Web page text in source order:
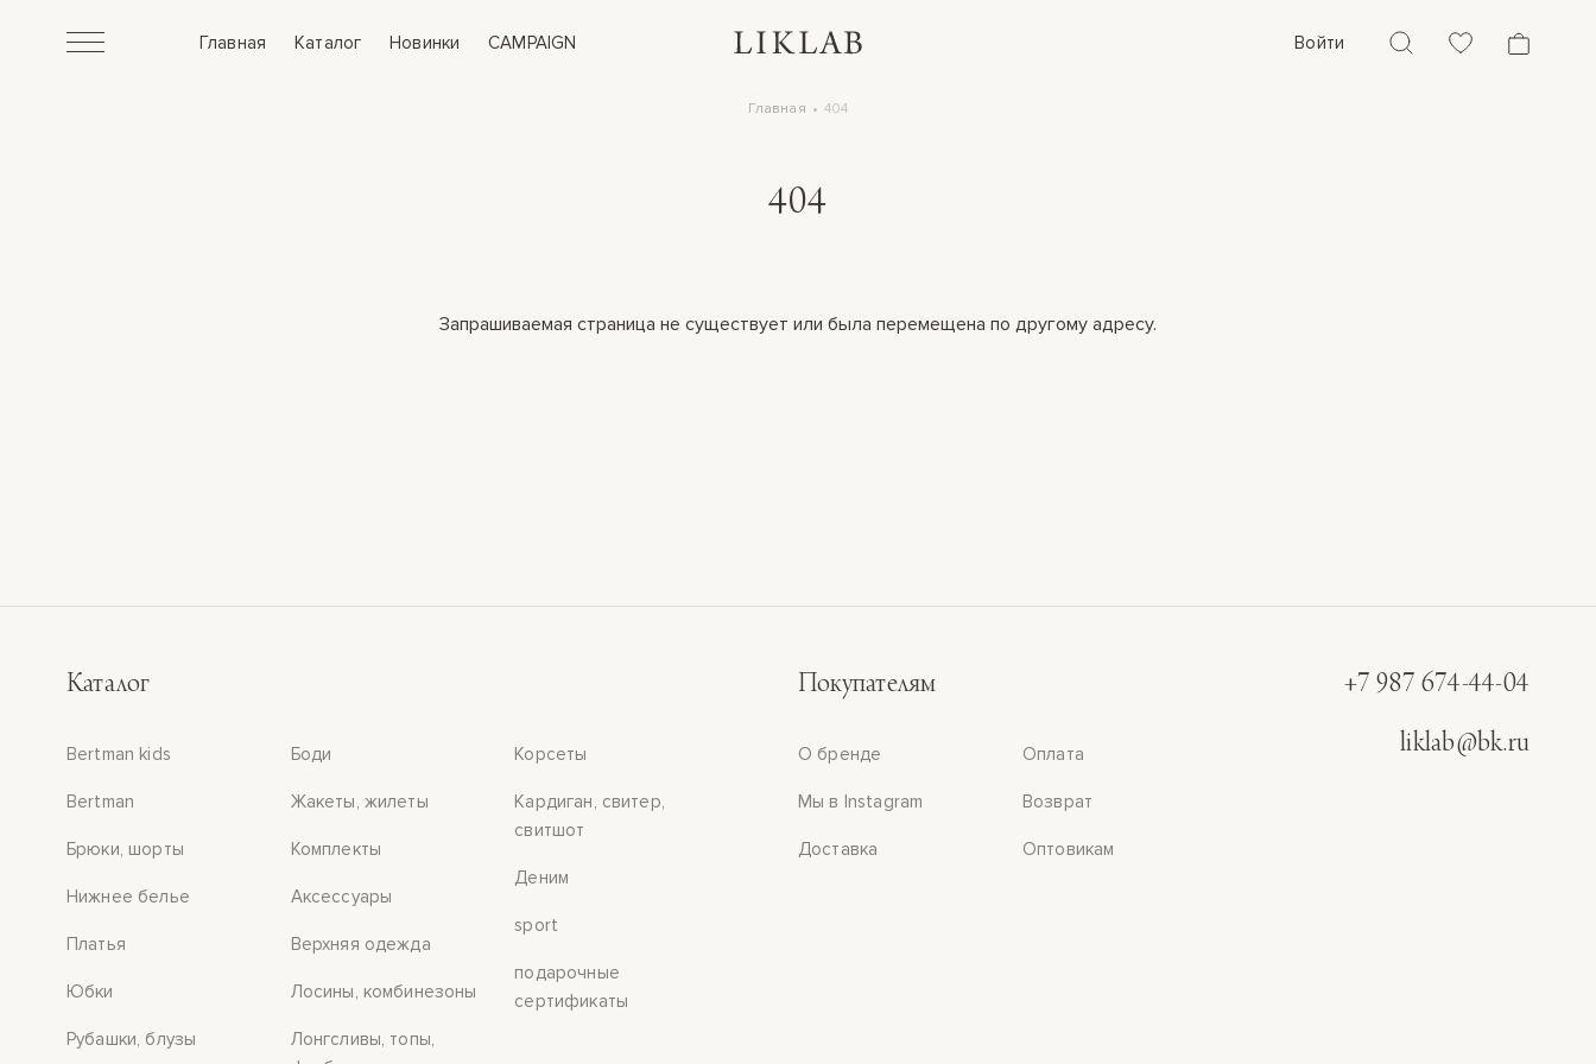
Главная Каталог Новинки CAMPAIGN Войти
Главная 404
404
Запрашиваемая страница не существует или была перемещена по другому адресу.
Каталог
Bertman kids
Bertman
Брюки, шорты
Нижнее белье
Платья
Юбки
Рубашки, блузы
Боди
Жакеты, жилеты
Комплекты
Аксессуары
Верхняя одежда
Лосины, комбинезоны
Лонгсливы, топы,
Корсеты
Кардиган, свитер,
свитшот
Деним
sport
подарочные
сертификаты
Покупателям
О бренде
Мы в Instagram
Доставка
Оплата
Возврат
Оптовикам
+7 987 674-44-04
liklab@bk.ru